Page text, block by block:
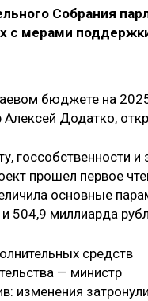
Собрания
с мерами
бюджете на
Додатко,
госсобственности
прошел первое
основные
504,9 миллиарда
средств
— министр
изменения затронули